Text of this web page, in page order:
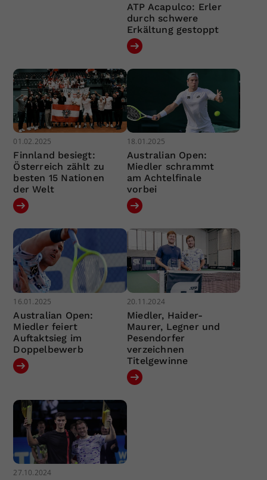
ATP Acapulco: Erler
durch schwere
Erkältung gestoppt
01.02.2025
Finnland besiegt:
Österreich zählt zu
besten 15 Nationen
der Welt
18.01.2025
Australian Open:
Miedler schrammt
am Achtelfinale
vorbei
16.01.2025
Australian Open:
Miedler feiert
Auftaktsieg im
Doppelbewerb
20.11.2024
Miedler, Haider-
Maurer, Legner und
Pesendorfer
verzeichnen
Titelgewinne
27.10.2024